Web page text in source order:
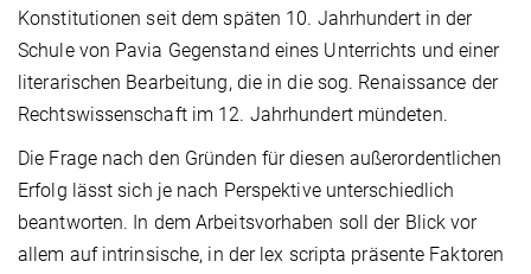
Konstitutionen seit dem späten 10. Jahrhundert in der
Schule von Pavia Gegenstand eines Unterrichts und einer
literarischen Bearbeitung, die in die sog. Renaissance der
Rechtswissenschaft im 12. Jahrhundert mündeten.
Die Frage nach den Gründen für diesen außerordentlichen
Erfolg lässt sich je nach Perspektive unterschiedlich
beantworten. In dem Arbeitsvorhaben soll der Blick vor
allem auf intrinsische, in der lex scripta präsente Faktoren